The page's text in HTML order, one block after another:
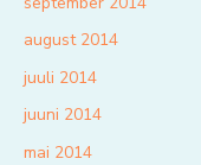
august 2014
juuli 2014
juuni 2014
mai 2014